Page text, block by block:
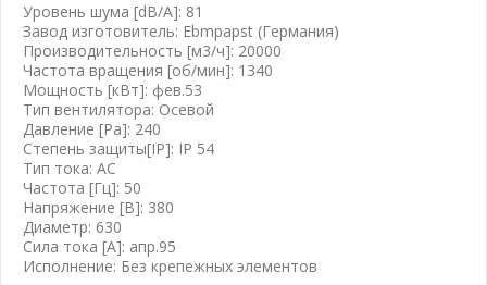
Уровень шума [dB/A]: 81
Завод изготовитель: Ebmpapst (Германия)
Производительность [м3/ч]: 20000
Частота вращения [об/мин]: 1340
Мощность [кВт]: фев.53
Тип вентилятора: Осевой
Давление [Ра]: 240
Степень защиты[IP]: IP 54
Тип тока: AC
Частота [Гц]: 50
Напряжение [B]: 380
Диаметр: 630
Сила тока [А]: апр.95
Исполнение: Без крепежных элементов